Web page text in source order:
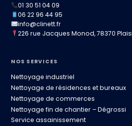
01 30 51 04 09
06 22 96 44 95
info@clinett.fr
226 rue Jacques Monod, 78370
NOS SERVICES
Nettoyage industriel
Nettoyage de résidences et bureaux
Nettoyage de commerces
Nettoyage fin de chantier – Dégrossi
Service assainissement